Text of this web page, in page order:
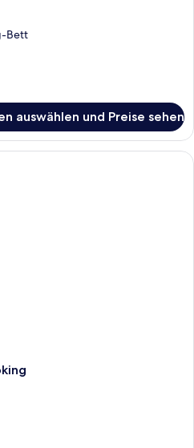
Bett
auswählen und Preise sehen